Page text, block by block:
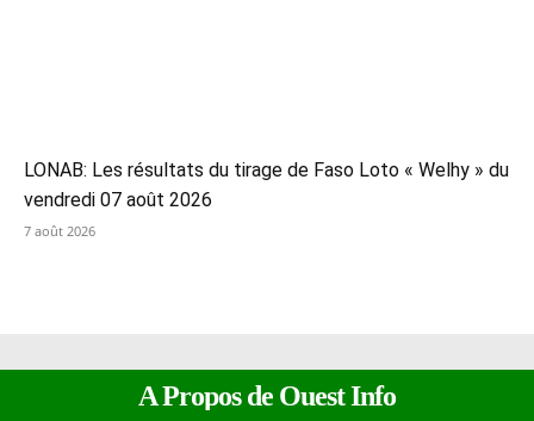
LONAB: Les résultats du tirage de Faso Loto « Welhy » du
vendredi 07 août 2026
7 août 2026
A Propos de Ouest Info